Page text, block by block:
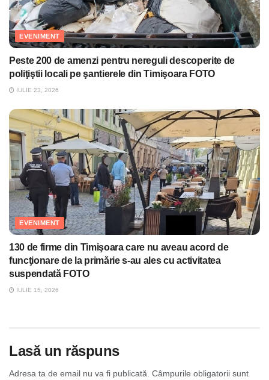
EVENIMENT
Peste 200 de amenzi pentru nereguli descoperite de
poliţiştii locali pe şantierele din Timişoara FOTO
IULIE 23, 2026
EVENIMENT
130 de firme din Timişoara care nu aveau acord de
funcţionare de la primărie s-au ales cu activitatea
suspendată FOTO
IULIE 15, 2026
Lasă un răspuns
Adresa ta de email nu va fi publicată. Câmpurile obligatorii sunt